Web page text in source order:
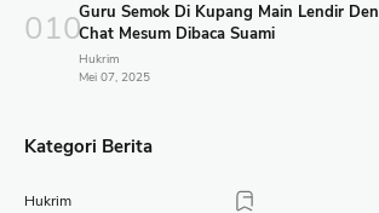
Guru Semok Di Kupang Main Lendir
Chat Mesum Dibaca Suami
Hukrim
Mei 07, 2025
Kategori Berita
Hukrim